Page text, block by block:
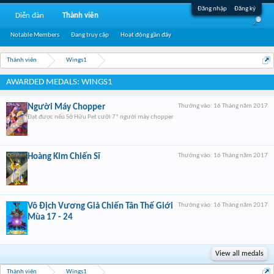
Đăng nhập Đăng ký
Thành viên Wings1
AWARDED MEDALS: WINGS1
Thưởng vào: 16 Tháng năm 2017
Người Máy Chopper
Đạt được nếu Sở Hữu Pet cưỡi 7* người máy chopper
Thưởng vào: 16 Tháng năm 2017
Hoàng Kim Chiến Sĩ
Thưởng vào: 16 Tháng năm 2017
Vô Địch Vương Giả Chiến Tân Thế Giới
Mùa 17 - 24
View all medals
Thành viên Wings1
Diễn đàn Thành viên
Notable Members Đang truy cập Hoạt động gần đây